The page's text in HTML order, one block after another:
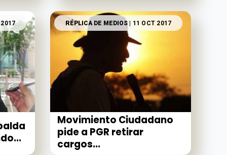
RÉPLICA DE MEDIOS | 11 OCT 2017
Movimiento Ciudadano
pide a PGR retirar
cargos...